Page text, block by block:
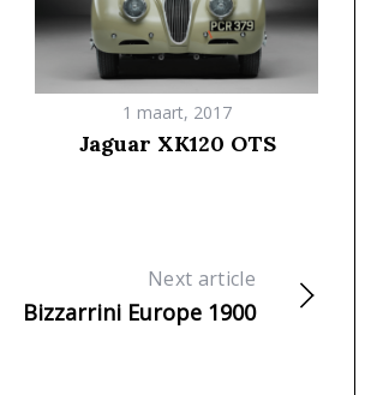
1 maart, 2017
Jaguar XK120 OTS
Next article
Bizzarrini Europe 1900